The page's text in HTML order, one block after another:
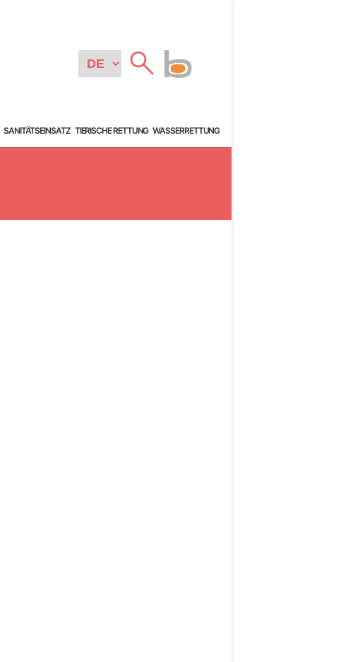
SANITÄTSEINSATZ TIERISCHE RETTUNG WASSERRETTUNG